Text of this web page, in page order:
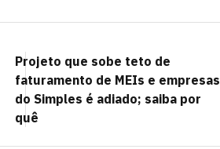
Projeto que sobe teto de
faturamento de MEIs e empresas
do Simples é adiado; saiba por
quê